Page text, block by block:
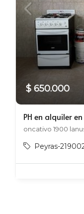
$ 650.000
PH en alquiler
oncativo 1900
Peyras-